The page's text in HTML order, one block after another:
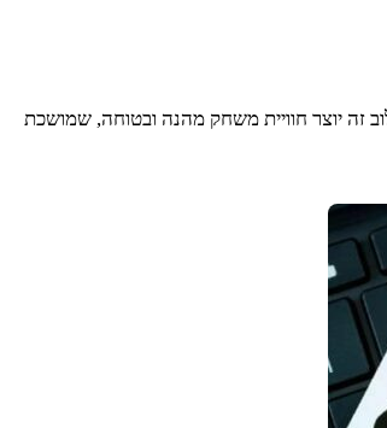
זה יוצר חוויית משחק מהנה ובטוחה, שמושכת